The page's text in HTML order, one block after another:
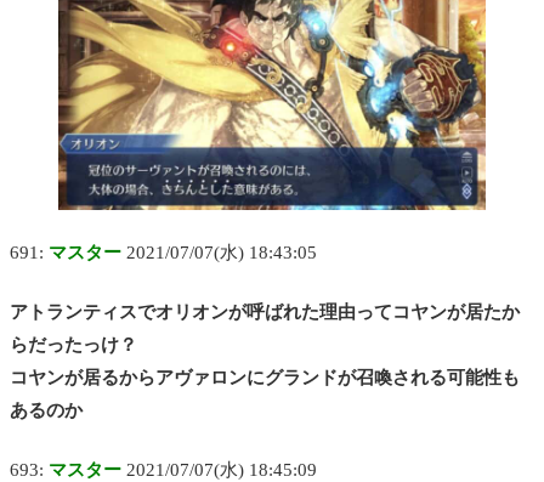
691: マスター 2021/07/07(水) 18:43:05
アトランティスでオリオンが呼ばれた理由ってコヤンが居たか
らだったっけ？
コヤンが居るからアヴァロンにグランドが召喚される可能性も
あるのか
693: マスター 2021/07/07(水) 18:45:09